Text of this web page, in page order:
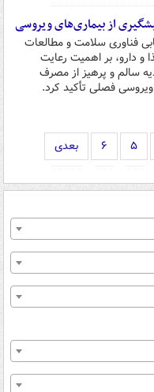
از بیماری‌های ویروسی
فناوری سلامت و مطالعات
و دارو، بر اهمیت رعایت
سالم و پرهیز از مصرف
فصلی تأکید کرد.
۵ ۶ بعدی